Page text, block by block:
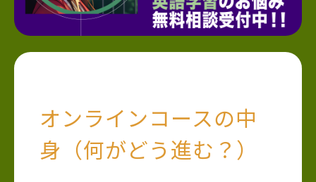
オンラインコースの中
身（何がどう進む？）